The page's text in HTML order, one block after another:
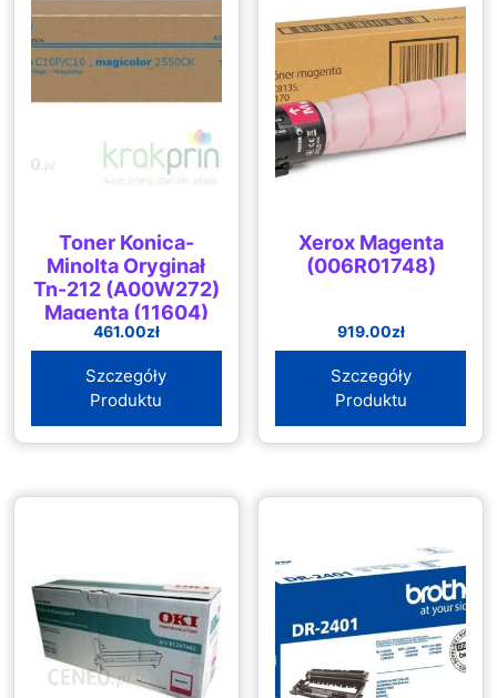
Toner Konica-
Minolta Oryginał
Tn-212 (A00W272)
Magenta (11604)
461.00zł
Szczegóły
Produktu
Xerox Magenta
(006R01748)
919.00zł
Szczegóły
Produktu